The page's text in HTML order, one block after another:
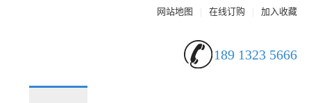
网站地图 在线订购 加入收藏
189 1323 5666